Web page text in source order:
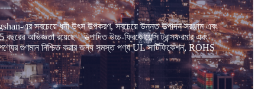
এর সবচেয়ে ধনী উৎস উপকরণ, সবচেয়ে উন্নত উত্পাদন সরঞ্জাম এবং
অভিজ্ঞতা রয়েছে। উত্পাদিত উচ্চ-ফ্রিকোয়েন্সি ট্রান্সফরমার এবং
পণ্যের গুণমান নিশ্চিত করার জন্য সমস্ত পণ্য UL সার্টিফিকেশন, ROHS